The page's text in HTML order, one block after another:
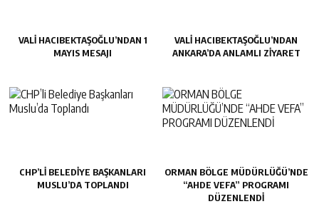
VALİ HACIBEKTAŞOĞLU’NDAN 1
MAYIS MESAJI
VALİ HACIBEKTAŞOĞLU’NDAN
ANKARA’DA ANLAMLI ZİYARET
CHP’LI BELEDIYE BAŞKANLARI
MUSLU’DA TOPLANDI
ORMAN BÖLGE MÜDÜRLÜĞÜ’NDE
“AHDE VEFA” PROGRAMI
DÜZENLENDİ